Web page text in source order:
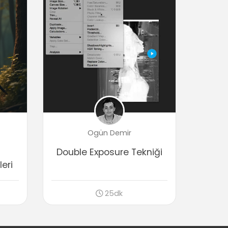
Fotoğraf üzerinde sonradan oluşan
renkleri gidermek
03:09
Kaydetme Seçenekleri
Psd ve Tif uzantılı kaydetmek
01:20
Jpeg uzantılı kaydetmek
00:45
Sonuç
Ogün Demir
Double Exposure Tekniği
25dk